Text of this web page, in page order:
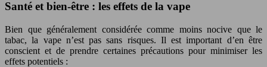
Santé et bien-être : les effets de la vape
Bien que généralement considérée comme moins nocive que le
tabac, la vape n’est pas sans risques. Il est important d’en être
conscient et de prendre certaines précautions pour minimiser les
effets potentiels :